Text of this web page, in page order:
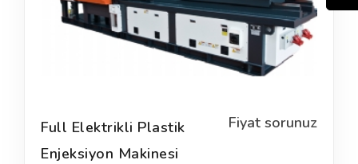
Fiyat sorunuz
Full Elektrikli Plastik
Enjeksiyon Makinesi